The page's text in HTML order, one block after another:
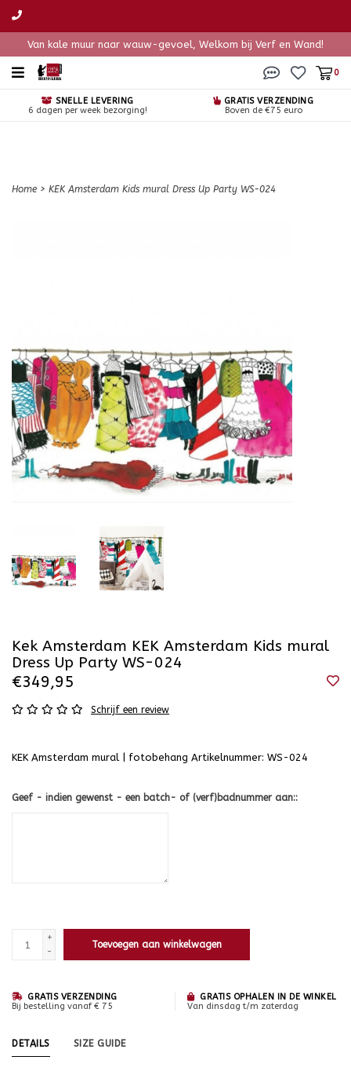
Van kale muur naar wauw-gevoel, Welkom bij Verf en Wand!
0
SNELLE LEVERING
6 dagen per week bezorging!
GRATIS VERZENDING
Boven de €75 euro
Home > KEK Amsterdam Kids mural Dress Up Party WS-024
Kek Amsterdam KEK Amsterdam Kids mural
Dress Up Party WS-024
€349,95
Schrijf een review
KEK Amsterdam mural | fotobehang Artikelnummer: WS-024
Geef - indien gewenst - een batch- of (verf)badnummer aan::
+
-
Toevoegen aan winkelwagen
GRATIS VERZENDING
Bij bestelling vanaf € 75
GRATIS OPHALEN IN DE WINKEL
Van dinsdag t/m zaterdag
DETAILS SIZE GUIDE